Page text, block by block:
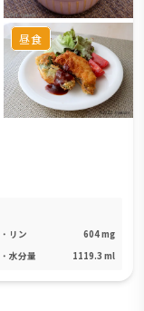
昼食
・ リン 604mg
・水分量 1119.3 ml